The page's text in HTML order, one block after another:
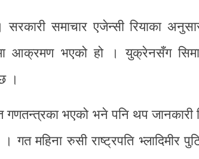
समाचार एजेन्सी रियाका
आक्रमण भएको हो । युक्रेनसँग
।
गणतन्त्रका भएको भने पनि थप
महिना रुसी राष्ट्रपति भ्लादिमीर